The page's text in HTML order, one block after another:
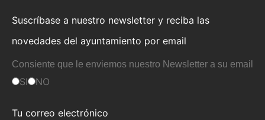
Suscríbase a nuestro newsletter y reciba las
novedades del ayuntamiento por email
Consiente que le enviemos nuestro Newsletter a su email
SI NO
Tu correo electrónico